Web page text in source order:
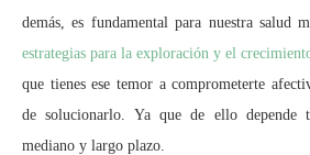
demás, es fundamental para nuestra salud
estrategias para la exploración y el
que tienes ese temor a comprometerte
de solucionarlo. Ya que de ello depende
mediano y largo plazo.